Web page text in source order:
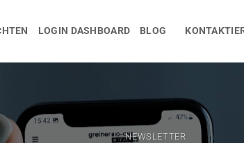
LOGIN DASHBOARD BLOG
NEWSLETTER